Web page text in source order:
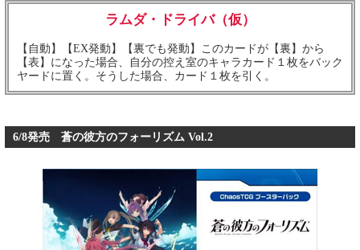
ラムダ・ドライバ（仮）
【自動】【EX発動】【裏でも発動】このカードが【裏】から
【表】になった場合、自分の控え室のキャラカード１枚をバック
ヤードに置く。そうした場合、カード１枚を引く。
6/8発売 蒼の彼方のフォーリズム Vol.2